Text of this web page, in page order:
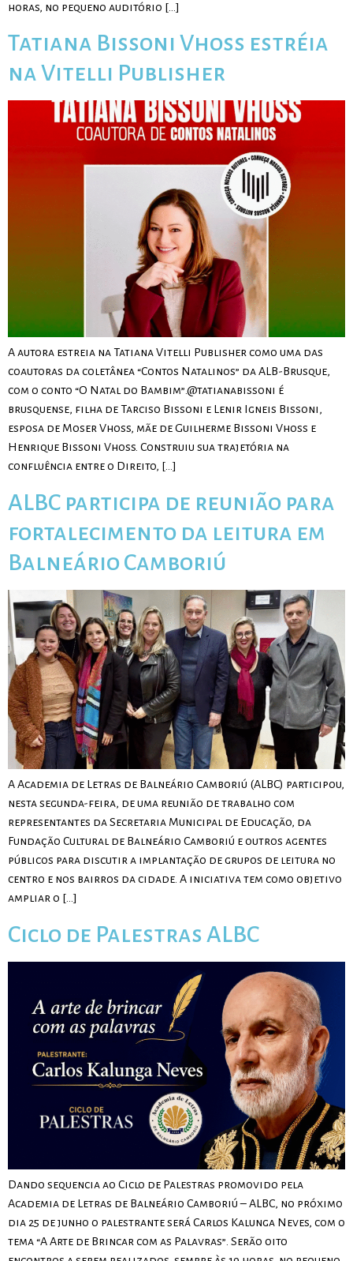
horas, no pequeno auditório […]
Tatiana Bissoni Vhoss estréia
na Vitelli Publisher
A autora estreia na Tatiana Vitelli Publisher como uma das
coautoras da coletânea “Contos Natalinos” da ALB-Brusque,
com o conto “O Natal do Bambim”.@tatianabissoni é
brusquense, filha de Tarciso Bissoni e Lenir Igneis Bissoni,
esposa de Moser Vhoss, mãe de Guilherme Bissoni Vhoss e
Henrique Bissoni Vhoss. Construiu sua trajetória na
confluência entre o Direito, […]
ALBC participa de reunião para
fortalecimento da leitura em
Balneário Camboriú
A Academia de Letras de Balneário Camboriú (ALBC) participou,
nesta segunda-feira, de uma reunião de trabalho com
representantes da Secretaria Municipal de Educação, da
Fundação Cultural de Balneário Camboriú e outros agentes
públicos para discutir a implantação de grupos de leitura no
centro e nos bairros da cidade. A iniciativa tem como objetivo
ampliar o […]
Ciclo de Palestras ALBC
Dando sequencia ao Ciclo de Palestras promovido pela
Academia de Letras de Balneário Camboriú – ALBC, no próximo
dia 25 de junho o palestrante será Carlos Kalunga Neves, com o
tema “A Arte de Brincar com as Palavras”. Serão oito